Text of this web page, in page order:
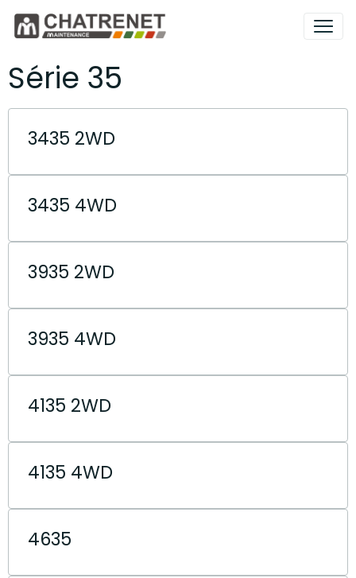
Série 35
3435 2WD
3435 4WD
3935 2WD
3935 4WD
4135 2WD
4135 4WD
4635